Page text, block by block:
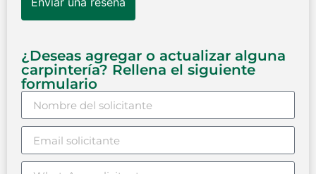
¿Deseas agregar o actualizar alguna
carpintería? Rellena el siguiente
formulario